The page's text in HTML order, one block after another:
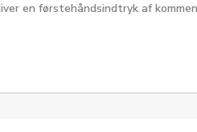
en førstehåndsindtryk af